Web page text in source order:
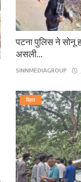
पटना पुलिस ने सोनू
असली...
SINNMEDIAGROUP
बिहार